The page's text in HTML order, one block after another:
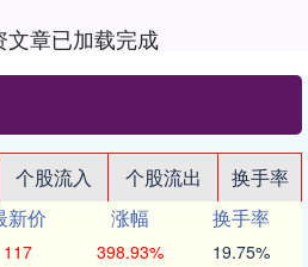
文章已加载完成
个股流入 个股流出
换手率
新价 涨幅
换手率
117 398.93% 19.75%